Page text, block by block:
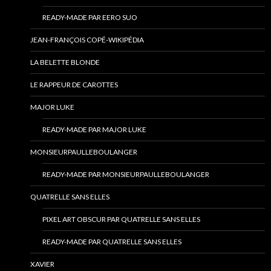
READY-MADE PAR EERO SUO
JEAN-FRANÇOIS COPÉ-WIKIPÉDIA
LA BELETTE BLONDE
LE RAPPEUR DE CAROTTES
MAJOR LUKE
READY-MADE PAR MAJOR LUKE
MONSIEURPAULLEBOULANGER
READY-MADE PAR MONSIEURPAULLEBOULANGER
QUATRELLE SANS ELLES
PIXEL ART OBSCUR PAR QUATRELLE SANS ELLES
READY-MADE PAR QUATRELLE SANS ELLES
XAVIER